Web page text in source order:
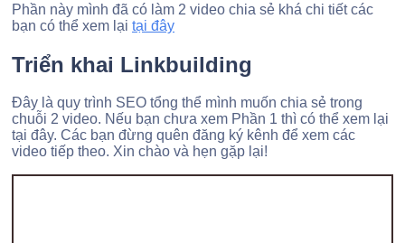
Phần này mình đã có làm 2 video chia sẻ khá chi tiết các
bạn có thể xem lại tại đây
Triển khai Linkbuilding
Đây là quy trình SEO tổng thể mình muốn chia sẻ trong
chuỗi 2 video. Nếu bạn chưa xem Phần 1 thì có thể xem lại
tại đây. Các bạn đừng quên đăng ký kênh để xem các
video tiếp theo. Xin chào và hẹn gặp lại!